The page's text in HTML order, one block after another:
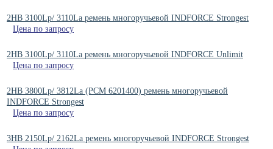
2HB 3100Lp/ 3110La ремень многоручьевой INDFORCE Strongest
Цена по запросу
2HB 3100Lp/ 3110La ремень многоручьевой INDFORCE Unlimit
Цена по запросу
2HB 3800Lp/ 3812La (РСМ 6201400) ремень многоручьевой
INDFORCE Strongest
Цена по запросу
3HB 2150Lp/ 2162La ремень многоручьевой INDFORCE Strongest